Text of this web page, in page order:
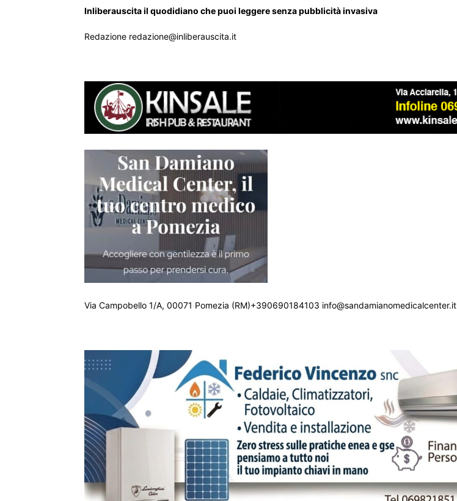
Inliberauscita il quodidiano che puoi leggere senza pubblicità invasiva
Redazione redazione@inliberauscita.it
Via Campobello 1/A, 00071 Pomezia (RM)+390690184103 info@sandamianomedicalcenter.it